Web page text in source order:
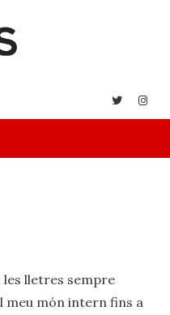
les lletres sempre
meu món intern fins a